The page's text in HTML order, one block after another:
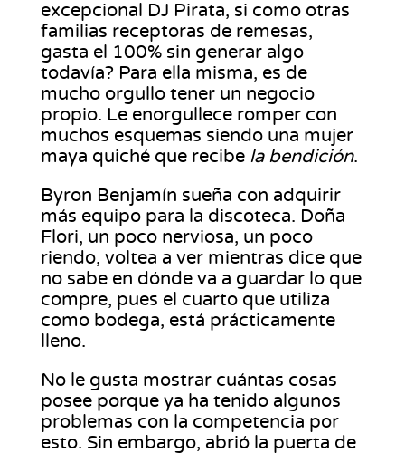
excepcional DJ Pirata, si como otras
familias receptoras de remesas,
gasta el 100% sin generar algo
todavía? Para ella misma, es de
mucho orgullo tener un negocio
propio. Le enorgullece romper con
muchos esquemas siendo una mujer
maya quiché que recibe la bendición.
Byron Benjamín sueña con adquirir
más equipo para la discoteca. Doña
Flori, un poco nerviosa, un poco
riendo, voltea a ver mientras dice que
no sabe en dónde va a guardar lo que
compre, pues el cuarto que utiliza
como bodega, está prácticamente
lleno.
No le gusta mostrar cuántas cosas
posee porque ya ha tenido algunos
problemas con la competencia por
esto. Sin embargo, abrió la puerta de